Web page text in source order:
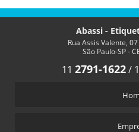
Abassi -
Rua Assis Valente,
São Paulo-SP -
11 2791-1622/